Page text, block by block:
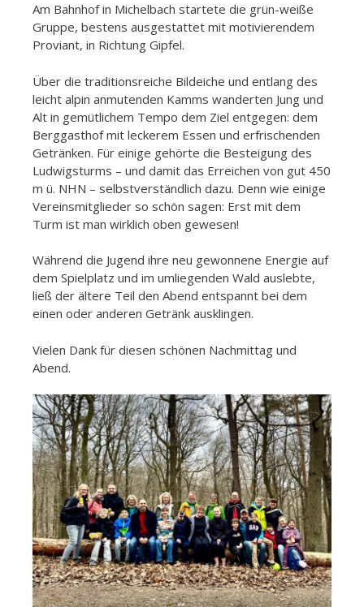
Am Bahnhof in Michelbach startete die grün-weiße
Gruppe, bestens ausgestattet mit motivierendem
Proviant, in Richtung Gipfel.
Über die traditionsreiche Bildeiche und entlang des
leicht alpin anmutenden Kamms wanderten Jung und
Alt in gemütlichem Tempo dem Ziel entgegen: dem
Berggasthof mit leckerem Essen und erfrischenden
Getränken. Für einige gehörte die Besteigung des
Ludwigsturms – und damit das Erreichen von gut 450
m ü. NHN – selbstverständlich dazu. Denn wie einige
Vereinsmitglieder so schön sagen: Erst mit dem
Turm ist man wirklich oben gewesen!
Während die Jugend ihre neu gewonnene Energie auf
dem Spielplatz und im umliegenden Wald auslebte,
ließ der ältere Teil den Abend entspannt bei dem
einen oder anderen Getränk ausklingen.
Vielen Dank für diesen schönen Nachmittag und
Abend.